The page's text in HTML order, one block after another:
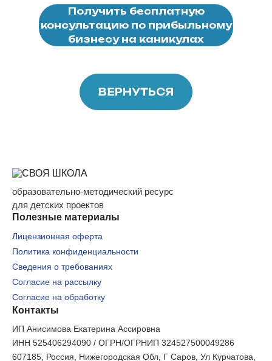
школ навыков
будущего
«Лидерландия» (7
Получить бесплатную
консультацию по прибыльному
бизнесу на каникулах
ВЕРНУТЬСЯ
образовательно-методический ресурс
для детских проектов
Полезные материалы
Лицензионная оферта
Политика конфиденциальности
Сведения о требованиях
Согласие на рассылку
Согласие на обработку
Контакты
ИП Анисимова Екатерина Ассировна
ИНН 525406294090 / ОГРН/ОГРНИП 324527500049286
607185, Россия, Нижегородская Обл, Г Саров, Ул Курчатова,